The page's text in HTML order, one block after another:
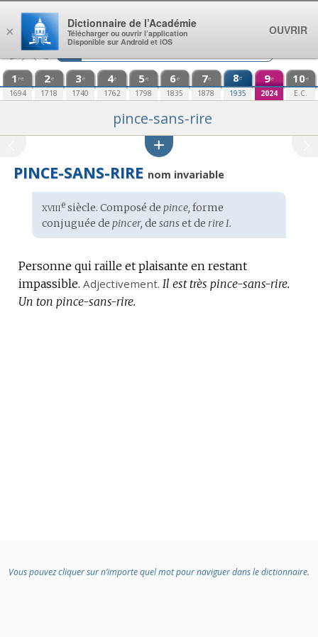
Aller au contenu
1 re
1694
2e
1718
3e
1740
4e
1762
5e
1798
6e
1835
7e
1878
8e
1935
9e
2024
10e
E.C.
pince-sans-rire
PINCE-SANS-RIRE nom invariable
Étymologie
:
xviiiesiècle. Composé de pince, forme
conjuguée de pincer, de sanset de rire I.
Personne qui raille et plaisante en restant
impassible. Adjectivement. Il est très pince-sans-rire.
Un ton pince-sans-rire.
Vous pouvez cliquer sur n’importe quel mot pour naviguer dans le dictionnaire.
×
Dictionnaire de l’Académie
Télécharger ou ouvrir l’application
Disponible sur Android et iOS
OUVRIR